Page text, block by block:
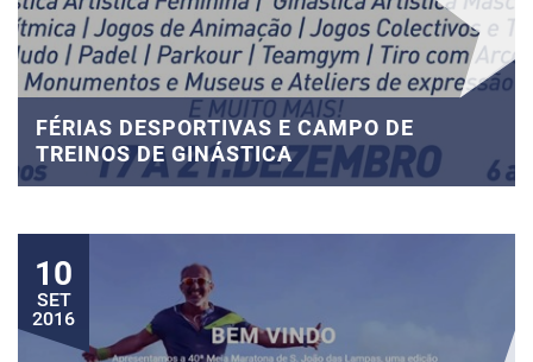
FÉRIAS DESPORTIVAS E CAMPO DE
TREINOS DE GINÁSTICA
10
SET
2016